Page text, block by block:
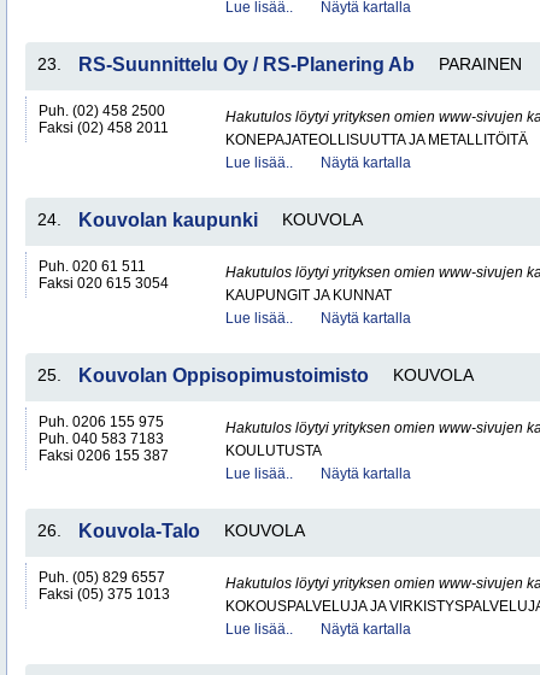
Lue lisää.. Näytä kartalla
23. RS-Suunnittelu Oy / RS-Planering Ab PARAINEN
Puh. (02) 458 2500
Faksi (02) 458 2011
Hakutulos löytyi yrityksen omien www-sivujen
KONEPAJATEOLLISUUTTA JA METALLITÖITÄ
Lue lisää..
Näytä kartalla
24. Kouvolan kaupunki KOUVOLA
Puh. 020 61 511
Faksi 020 615 3054
Hakutulos löytyi yrityksen omien www-sivujen
KAUPUNGIT JA KUNNAT
Lue lisää..
Näytä kartalla
25. Kouvolan Oppisopimustoimisto KOUVOLA
Puh. 0206 155 975
Puh. 040 583 7183
Faksi 0206 155 387
Hakutulos löytyi yrityksen omien www-sivujen
KOULUTUSTA
Lue lisää..
Näytä kartalla
26. Kouvola-Talo KOUVOLA
Puh. (05) 829 6557
Faksi (05) 375 1013
Hakutulos löytyi yrityksen omien www-sivujen
KOKOUSPALVELUJA JA
Lue lisää..
Näytä kartalla